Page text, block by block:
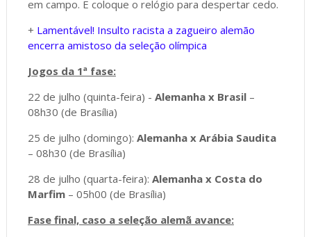
em campo. E coloque o relógio para despertar cedo.
+ Lamentável! Insulto racista a zagueiro alemão
encerra amistoso da seleção olímpica
Jogos da 1ª fase:
22 de julho (quinta-feira) - Alemanha x Brasil–
08h30 (de Brasília)
25 de julho (domingo): Alemanha x Arábia Saudita
– 08h30 (de Brasília)
28 de julho (quarta-feira): Alemanha x Costa do
Marfim– 05h00 (de Brasília)
Fase final, caso a seleção alemã avance: